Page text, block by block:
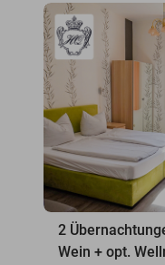
2
Wein + opt.